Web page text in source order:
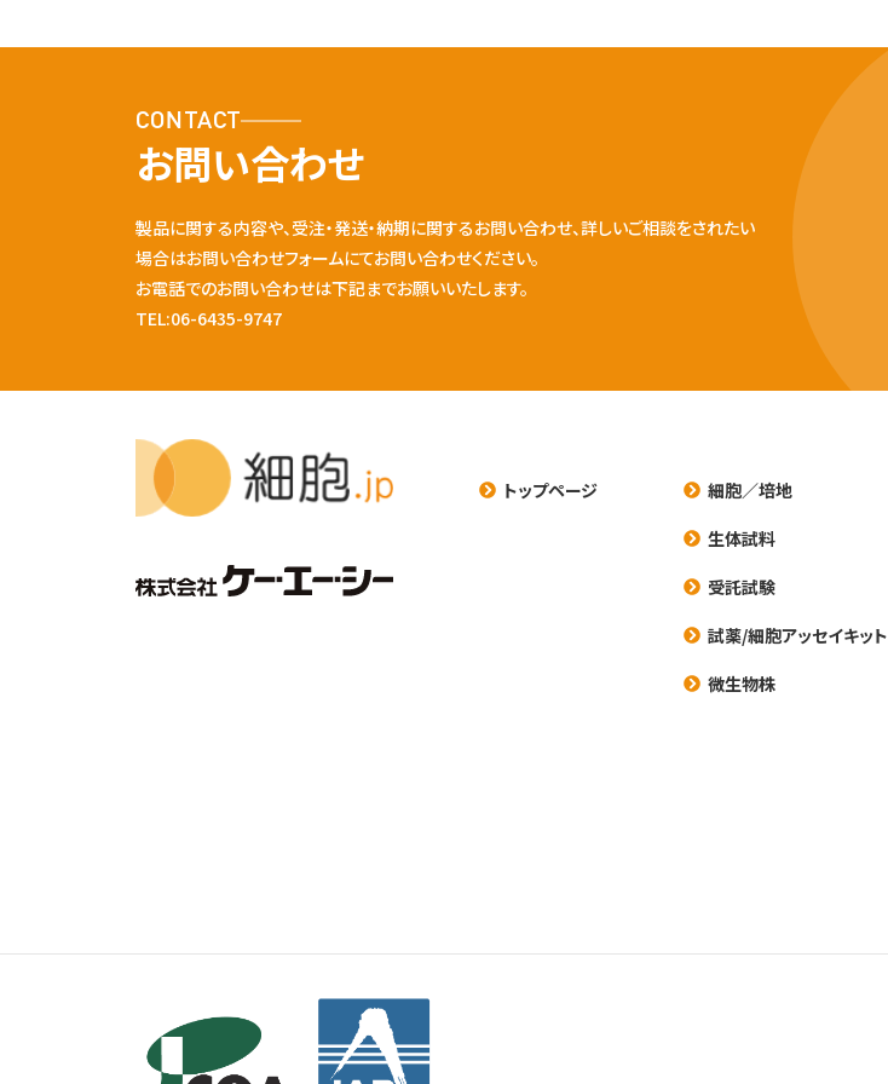
CONTACT
お問い合わせ
製品に関する内容や、受注・発送・納期に関するお問い合わせ、詳しいご相談をされたい
場合はお問い合わせフォームにてお問い合わせください。
お電話でのお問い合わせは下記までお願いいたします。
TEL:06-6435-9747
トップページ
細胞／培地
生体試料
受託試験
試薬/細胞アッセイキット
微生物株